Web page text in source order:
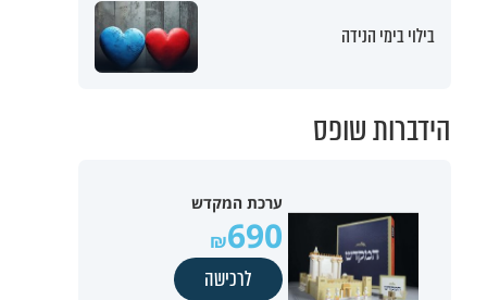
בילוי בימי הנידה
הידברות שופס
ערכת המקדש
690
לרכישה